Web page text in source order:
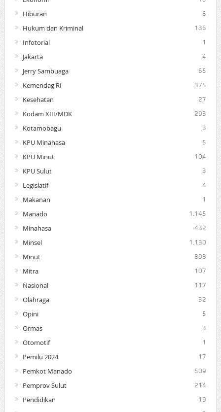
Hiburan 6
Hukum dan Kriminal 136
Infotorial 1
Jakarta 4
Jerry Sambuaga 65
Kemendag RI 375
Kesehatan 27
Kodam XIII/MDK 293
Kotamobagu 3
KPU Minahasa 5
KPU Minut 104
KPU Sulut 3
Legislatif 4
Makanan 1
Manado 1.145
Minahasa 432
Minsel 1.130
Minut 898
Mitra 107
Nasional 117
Olahraga 32
Opini 5
Ormas 3
Otomotif 1
Pemilu 2024 17
Pemkot Manado 509
Pemprov Sulut 214
Pendidikan 19